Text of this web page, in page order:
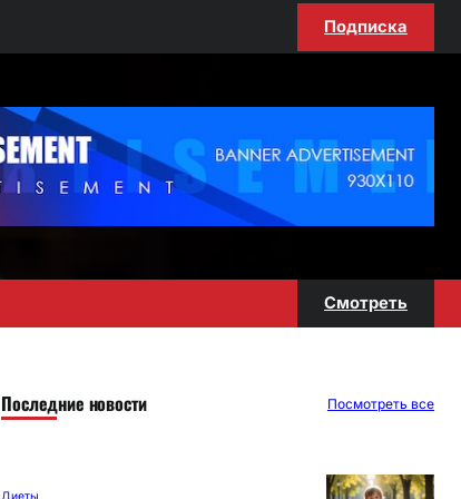
Подписка
Смотреть
Последние новости Посмотреть все
Диеты